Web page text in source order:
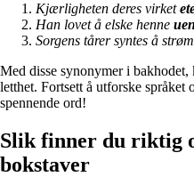
Kjærligheten deres virket
Han lovet å elske henne
Sorgens tårer syntes å
Med disse synonymer i bakhodet,
letthet. Fortsett å utforske
spennende ord!
Slik finner du riktig
bokstaver